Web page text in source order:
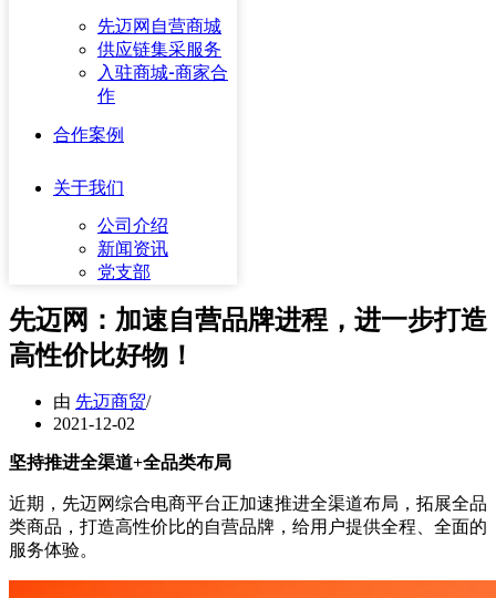
先迈网自营商城
供应链集采服务
入驻商城-商家合
作
合作案例
关于我们
公司介绍
新闻资讯
党支部
先迈网：加速自营品牌进程，进一步打造
高性价比好物！
由 先迈商贸
2021-12-02
坚持推进全渠道+全品类布局
近期，先迈网综合电商平台正加速推进全渠道布局，拓展全品
类商品，打造高性价比的自营品牌，给用户提供全程、全面的
服务体验。